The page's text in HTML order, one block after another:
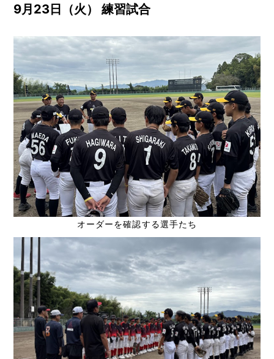
9月23日（火） 練習試合
オーダーを確認する選手たち